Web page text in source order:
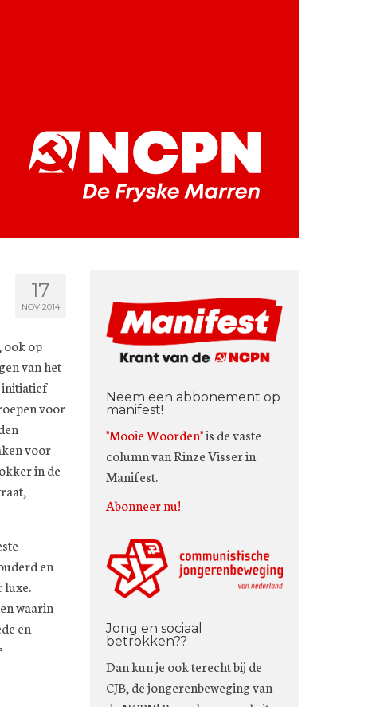
17
NOV 2014
ook op
van het
initiatief
voor
voor
in de
en
luxe.
waarin
en
Neem een abbonement op
manifest!
"Mooie Woorden"is de vaste
column van Rinze Visser in
Manifest.
Abonneer nu!
Jong en sociaal
betrokken??
Dan kun je ook terecht bij de
CJB, de jongerenbeweging van